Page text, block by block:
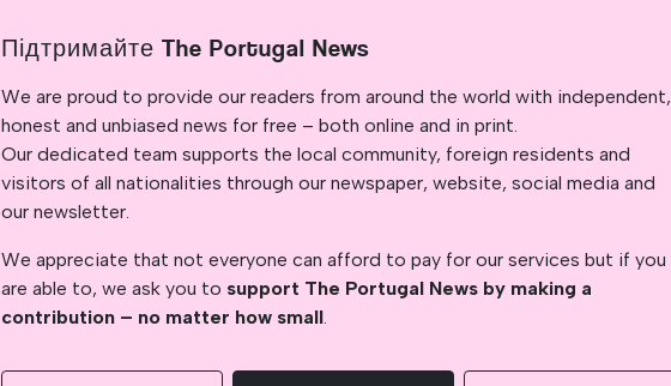
Підтримайте The Portugal News
We are proud to provide our readers from around the world with independent,
honest and unbiased news for free – both online and in print.
Our dedicated team supports the local community, foreign residents and
visitors of all nationalities through our newspaper, website, social media and
our newsletter.
We appreciate that not everyone can afford to pay for our services but if you
are able to, we ask you to support The Portugal News by making a
contribution – no matter how small.